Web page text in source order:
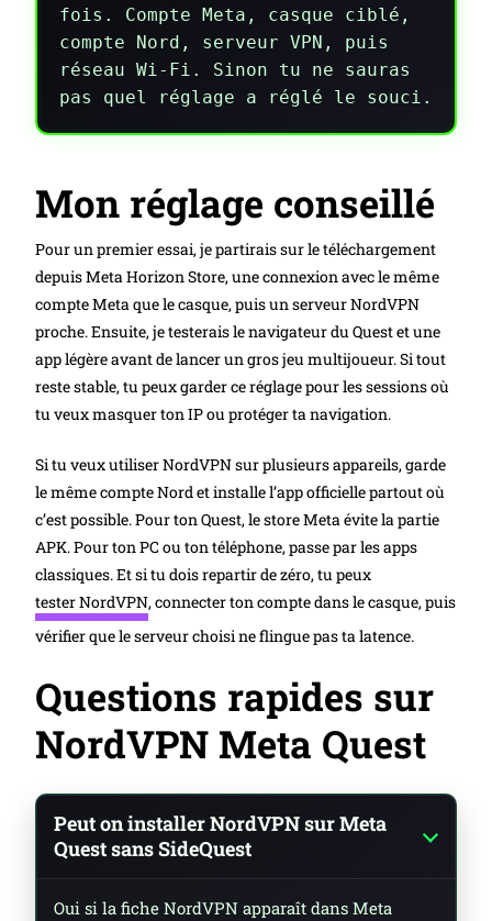
fois. Compte Meta, casque ciblé,
compte Nord, serveur VPN, puis
réseau Wi-Fi. Sinon tu ne sauras
pas quel réglage a réglé le souci.
Mon réglage conseillé
Pour un premier essai, je partirais sur le téléchargement
depuis Meta Horizon Store, une connexion avec le même
compte Meta que le casque, puis un serveur NordVPN
proche. Ensuite, je testerais le navigateur du Quest et une
app légère avant de lancer un gros jeu multijoueur. Si tout
reste stable, tu peux garder ce réglage pour les sessions où
tu veux masquer ton IP ou protéger ta navigation.
Si tu veux utiliser NordVPN sur plusieurs appareils, garde
le même compte Nord et installe l’app officielle partout où
c’est possible. Pour ton Quest, le store Meta évite la partie
APK. Pour ton PC ou ton téléphone, passe par les apps
classiques. Et si tu dois repartir de zéro, tu peux
tester NordVPN, connecter ton compte dans le casque, puis
vérifier que le serveur choisi ne flingue pas ta latence.
Questions rapides sur
NordVPN Meta Quest
Peut on installer NordVPN sur Meta
Quest sans SideQuest
Oui si la fiche NordVPN apparaît dans Meta